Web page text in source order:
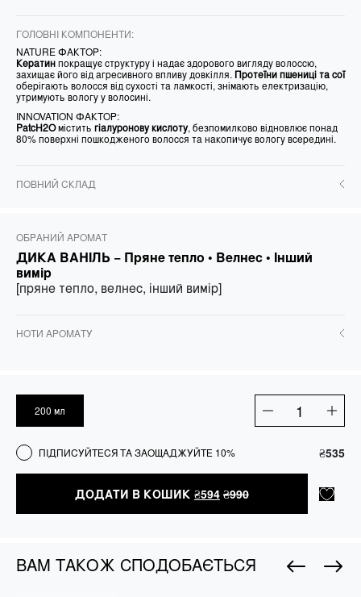
ГОЛОВНІ КОМПОНЕНТИ:
NATURE ФАКТОР:
Кератинпокращує структуру і надає здорового вигляду волоссю,
захищає його від агресивного впливу довкілля. Протеїни пшениці та сої
оберігають волосся від сухості та ламкості, знімають електризацію,
утримують вологу у волосині.
INNOVATION ФАКТОР:
PatcH2Oмістить гіалуронову кислоту, безпомилково відновлює понад
80% поверхні пошкодженого волосся та накопичує вологу всередині.
ПОВНИЙ СКЛАД
ОБРАНИЙ АРОМАТ
ДИКА ВАНІЛЬ − Пряне тепло • Велнес • Інший
вимір
[пряне тепло, велнес, інший вимір]
НОТИ АРОМАТУ
200 мл
Кондиціонер
кількість
ПІДПИСУЙТЕСЯ ТА ЗАОЩАДЖУЙТЕ 10% ₴535
ДОДАТИ В КОШИК ₴594 ₴990
ВАМ ТАКОЖ СПОДОБАЄТЬСЯ